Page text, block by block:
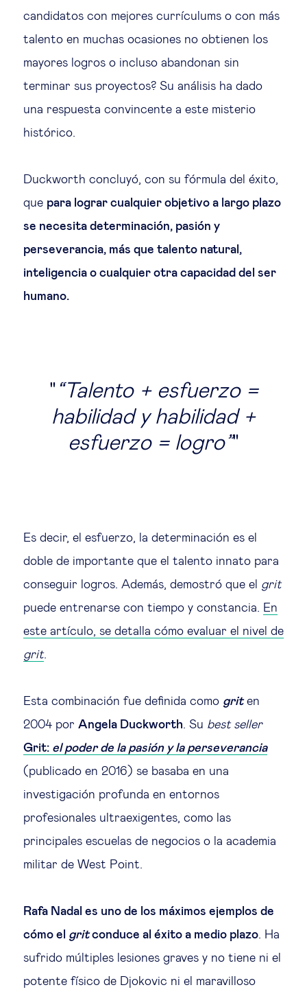
candidatos con mejores currículums o con más
talento en muchas ocasiones no obtienen los
mayores logros o incluso abandonan sin
terminar sus proyectos? Su análisis ha dado
una respuesta convincente a este misterio
histórico.
Duckworth concluyó, con su fórmula del éxito,
que para lograr cualquier objetivo a largo plazo
se necesita determinación, pasión y
perseverancia, más que talento natural,
inteligencia o cualquier otra capacidad del ser
humano.
“Talento + esfuerzo =
habilidad y habilidad +
esfuerzo = logro”
Es decir, el esfuerzo, la determinación es el
doble de importante que el talento innato para
conseguir logros. Además, demostró que el grit
puede entrenarse con tiempo y constancia.
En
este artículo, se detalla cómo evaluar el nivel de
grit.
Esta combinación fue definida como griten
2004 por Angela Duckworth . Su best seller
Grit: el poder de la pasión y la perseverancia
(publicado en 2016) se basaba en una
investigación profunda en entornos
profesionales ultraexigentes, como las
principales escuelas de negocios o la academia
militar de West Point.
Rafa Nadal es uno de los máximos ejemplos de
cómo el gritconduce al éxito a medio plazo . Ha
sufrido múltiples lesiones graves y no tiene ni el
potente físico de Djokovic ni el maravilloso